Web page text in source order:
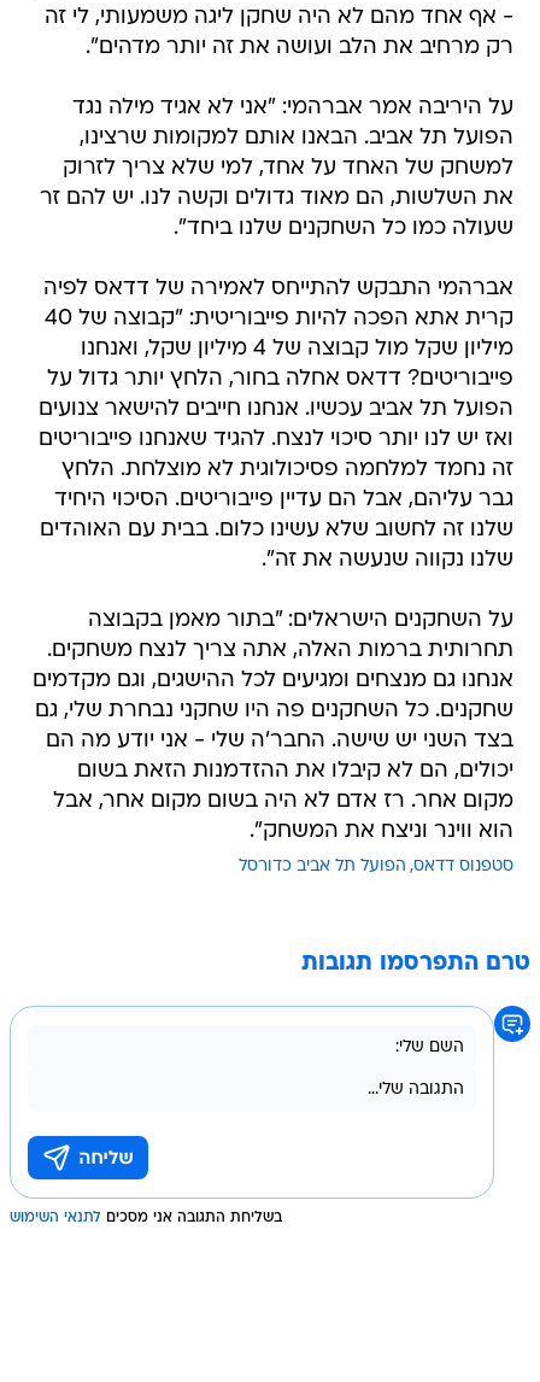
- אף אחד מהם לא היה שחקן ליגה משמעותי, לי זה
רק מרחיב את הלב ועושה את זה יותר מדהים".
על היריבה אמר אברהמי: "אני לא אגיד מילה נגד
הפועל תל אביב. הבאנו אותם למקומות שרצינו,
למשחק של האחד על אחד, למי שלא צריך לזרוק
את השלשות, הם מאוד גדולים וקשה לנו. יש להם זר
שעולה כמו כל השחקנים שלנו ביחד".
אברהמי התבקש להתייחס לאמירה של דדאס לפיה
קרית אתא הפכה להיות פייבוריטית: "קבוצה של 40
מיליון שקל מול קבוצה של 4 מיליון שקל, ואנחנו
פייבוריטים? דדאס אחלה בחור, הלחץ יותר גדול על
הפועל תל אביב עכשיו. אנחנו חייבים להישאר צנועים
ואז יש לנו יותר סיכוי לנצח. להגיד שאנחנו פייבוריטים
זה נחמד למלחמה פסיכולוגית לא מוצלחת. הלחץ
גבר עליהם, אבל הם עדיין פייבוריטים. הסיכוי היחיד
שלנו זה לחשוב שלא עשינו כלום. בבית עם האוהדים
שלנו נקווה שנעשה את זה".
על השחקנים הישראלים: "בתור מאמן בקבוצה
תחרותית ברמות האלה, אתה צריך לנצח משחקים.
אנחנו גם מנצחים ומגיעים לכל ההישגים, וגם מקדמים
שחקנים. כל השחקנים פה היו שחקני נבחרת שלי, גם
בצד השני יש שישה. החבר'ה שלי - אני יודע מה הם
יכולים, הם לא קיבלו את ההזדמנות הזאת בשום
מקום אחר. רז אדם לא היה בשום מקום אחר, אבל
הוא ווינר וניצח את המשחק".
סטפנוס דדאס הפועל תל אביב כדורסל
טרם התפרסמו תגובות
בשליחת התגובה אני מסכים לתנאי השימוש